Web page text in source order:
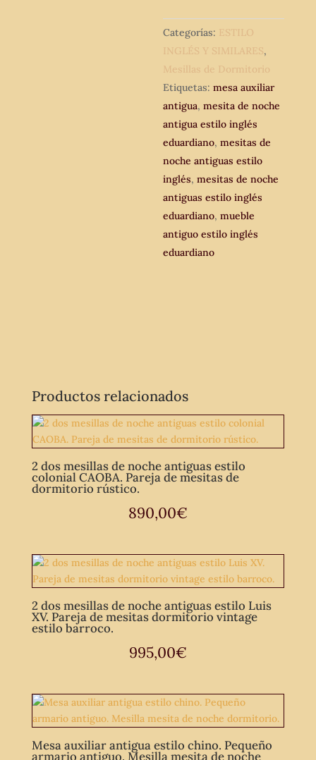
inglés
eduardiano
Pareja
de
mesillas
de
dormitorio
modernista.
cantidad
Categorías: ESTILO
INGLÉS Y SIMILARES,
Mesillas de Dormitorio
Etiquetas:mesa auxiliar
antigua,mesita de noche
antigua estilo inglés
eduardiano,mesitas de
noche antiguas estilo
inglés,mesitas de noche
antiguas estilo inglés
eduardiano,mueble
antiguo estilo inglés
eduardiano
Productos relacionados
2 dos mesillas de noche antiguas estilo
colonial CAOBA. Pareja de mesitas de
dormitorio rústico.
890,00€
2 dos mesillas de noche antiguas estilo Luis
XV. Pareja de mesitas dormitorio vintage
estilo barroco.
995,00€
Mesa auxiliar antigua estilo chino. Pequeño
armario antiguo. Mesilla mesita de noche